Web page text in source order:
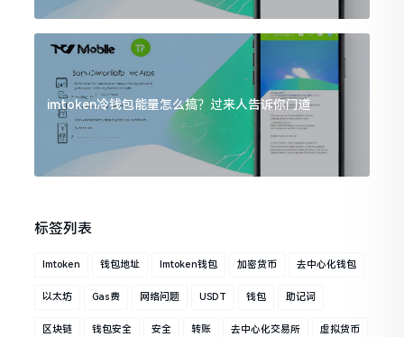
imtoken冷钱包能量怎么搞？过来人告诉你门道
标签列表
Imtoken 钱包地址 Imtoken钱包 加密货币 去中心化钱包
以太坊 Gas费 网络问题 USDT 钱包 助记词
区块链 钱包安全 安全 转账 去中心化交易所 虚拟货币